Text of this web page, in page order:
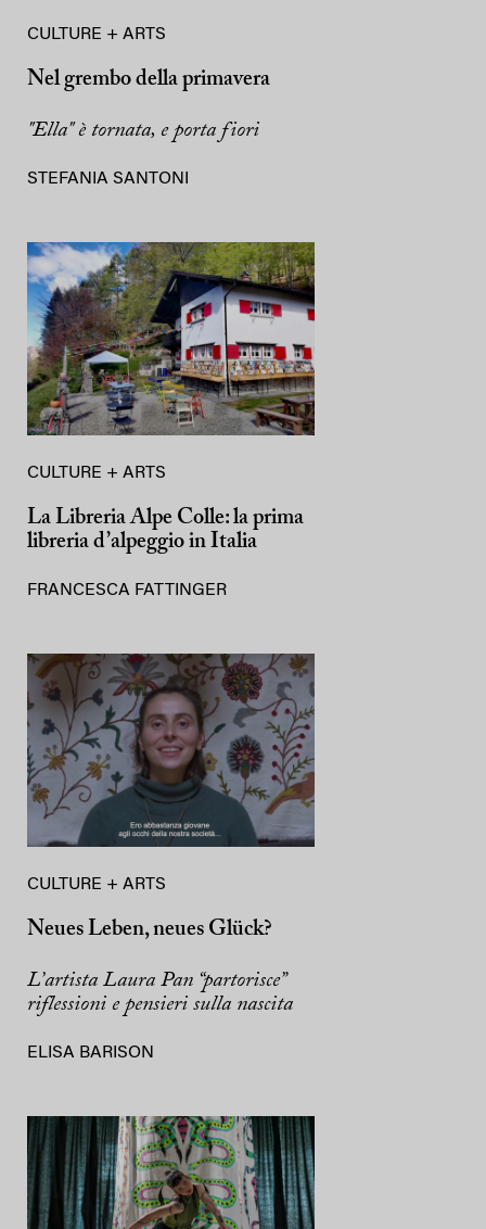
CULTURE + ARTS
Nel grembo della primavera
"Ella" è tornata, e porta fiori
STEFANIA SANTONI
CULTURE + ARTS
La Libreria Alpe Colle: la prima
libreria d’alpeggio in Italia
FRANCESCA FATTINGER
CULTURE + ARTS
Neues Leben, neues Glück?
L’artista Laura Pan “partorisce”
riflessioni e pensieri sulla nascita
ELISA BARISON